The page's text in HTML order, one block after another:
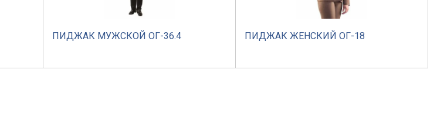
ПИДЖАК МУЖСКОЙ ОГ-36.4 ПИДЖАК ЖЕНСКИЙ ОГ-18